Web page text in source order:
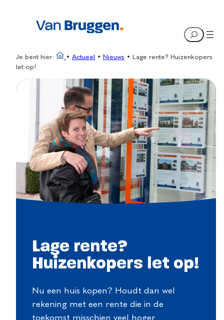
Search
Je bent hier: • Actueel • Nieuws •
Lage rente? Huizenkopers
let op!
Lage rente?
Huizenkopers let op!
Nu een huis kopen? Houdt dan wel
rekening met een rente die in de